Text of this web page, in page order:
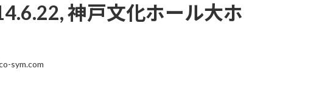
神戸文化ホール大ホ
sym.com